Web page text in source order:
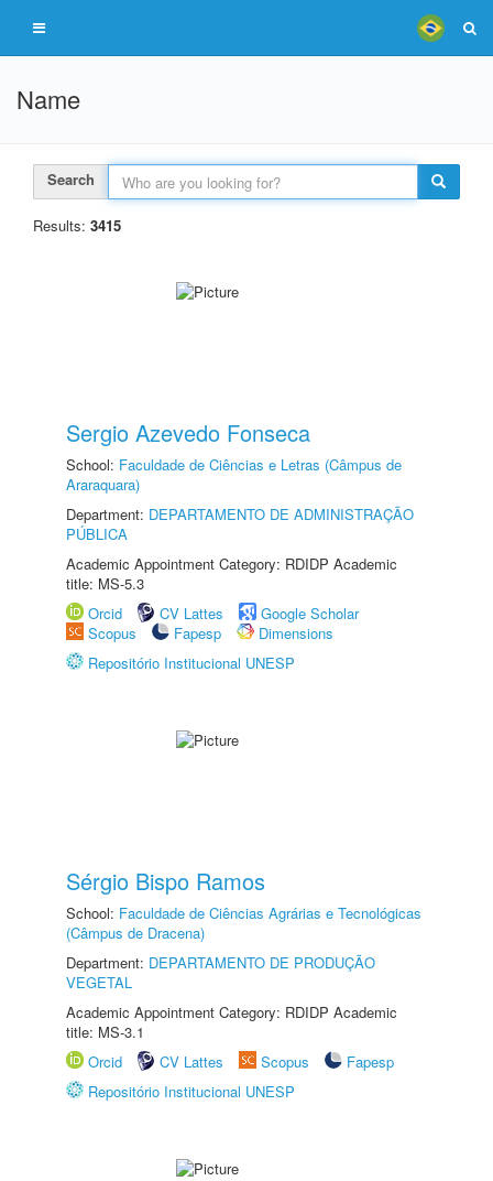
Name
Search
Results: 3415
Sergio Azevedo Fonseca
School: Faculdade de Ciências e Letras (Câmpus de
Araraquara)
Department: DEPARTAMENTO DE ADMINISTRAÇÃO
PÚBLICA
Academic Appointment Category: RDIDP Academic
title: MS-5.3
Orcid
CV Lattes
Google Scholar
Scopus
Fapesp
Dimensions
Repositório Institucional UNESP
Sérgio Bispo Ramos
School: Faculdade de Ciências Agrárias e Tecnológicas
(Câmpus de Dracena)
Department: DEPARTAMENTO DE PRODUÇÃO
VEGETAL
Academic Appointment Category: RDIDP Academic
title: MS-3.1
Orcid
CV Lattes Scopus
Fapesp
Repositório Institucional UNESP